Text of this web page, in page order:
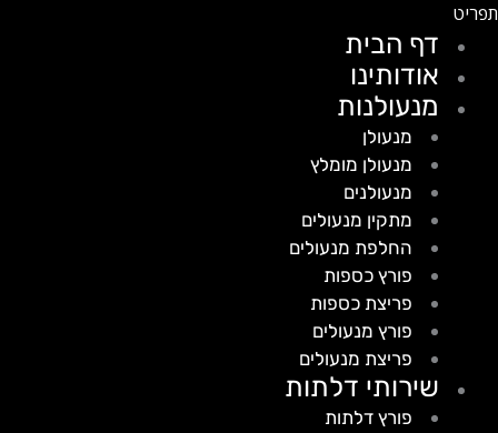
דף הבית
אודותינו
מנעולנות
מנעולן
מנעולן מומלץ
מנעולנים
מתקין מנעולים
החלפת מנעולים
פורץ כספות
פריצת כספות
פורץ מנעולים
פריצת מנעולים
שירותי דלתות
פורץ דלתות